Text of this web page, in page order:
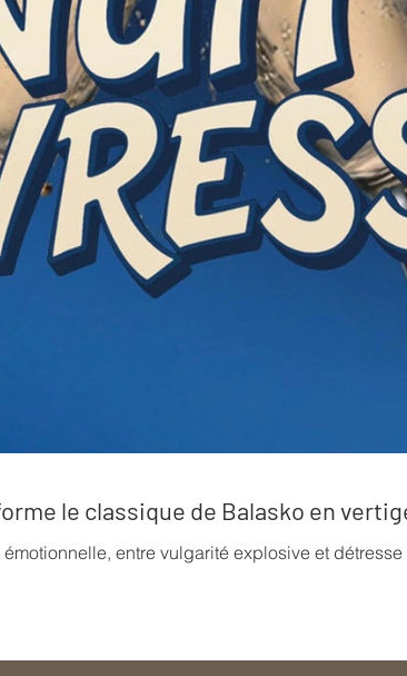
le classique de Balasko en
entre vulgarité explosive et